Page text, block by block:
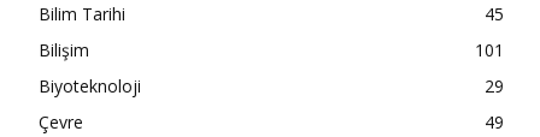
Bilim Tarihi
45
Bilişim
101
Biyoteknoloji
29
Çevre
49